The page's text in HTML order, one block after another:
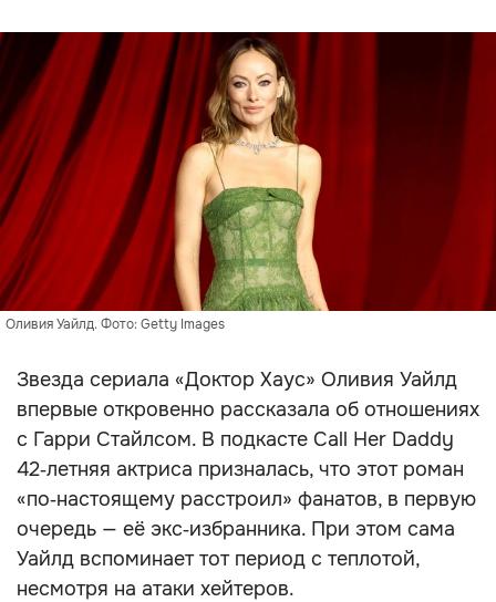
Оливия Уайлд. Фото: Getty Images
Звезда сериала «Доктор Хаус» Оливия Уайлд
впервые откровенно рассказала об отношениях
с Гарри Стайлсом. В подкасте Call Her Daddy
42‑летняя актриса призналась, что этот роман
«по‑настоящему расстроил» фанатов, в первую
очередь — её экс‑избранника. При этом сама
Уайлд вспоминает тот период с теплотой,
несмотря на атаки хейтеров.